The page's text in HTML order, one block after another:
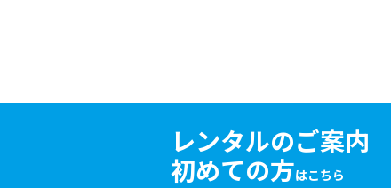
レンタルのご案内
初めての方はこちら